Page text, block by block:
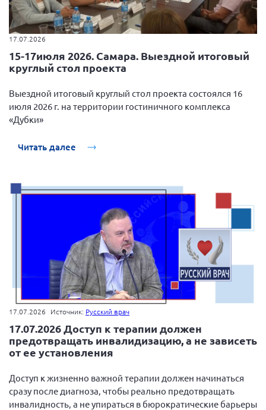
17.07.2026
15-17июля 2026. Самара. Выездной итоговый
круглый стол проекта
Выездной итоговый круглый стол проекта состоялся 16
июля 2026 г. на территории гостиничного комплекса
«Дубки»
Читать далее
17.07.2026 Источник: Русский врач
17.07.2026 Доступ к терапии должен
предотвращать инвалидизацию, а не зависеть
от ее установления
Доступ к жизненно важной терапии должен начинаться
сразу после диагноза, чтобы реально предотвращать
инвалидность, а не упираться в бюрократические барьеры